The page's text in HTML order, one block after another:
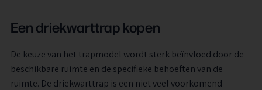
Een driekwarttrap kopen
De keuze van het trapmodel wordt sterk beïnvloed door de
beschikbare ruimte en de specifieke behoeften van de
ruimte. De driekwarttrap is een niet veel voorkomend